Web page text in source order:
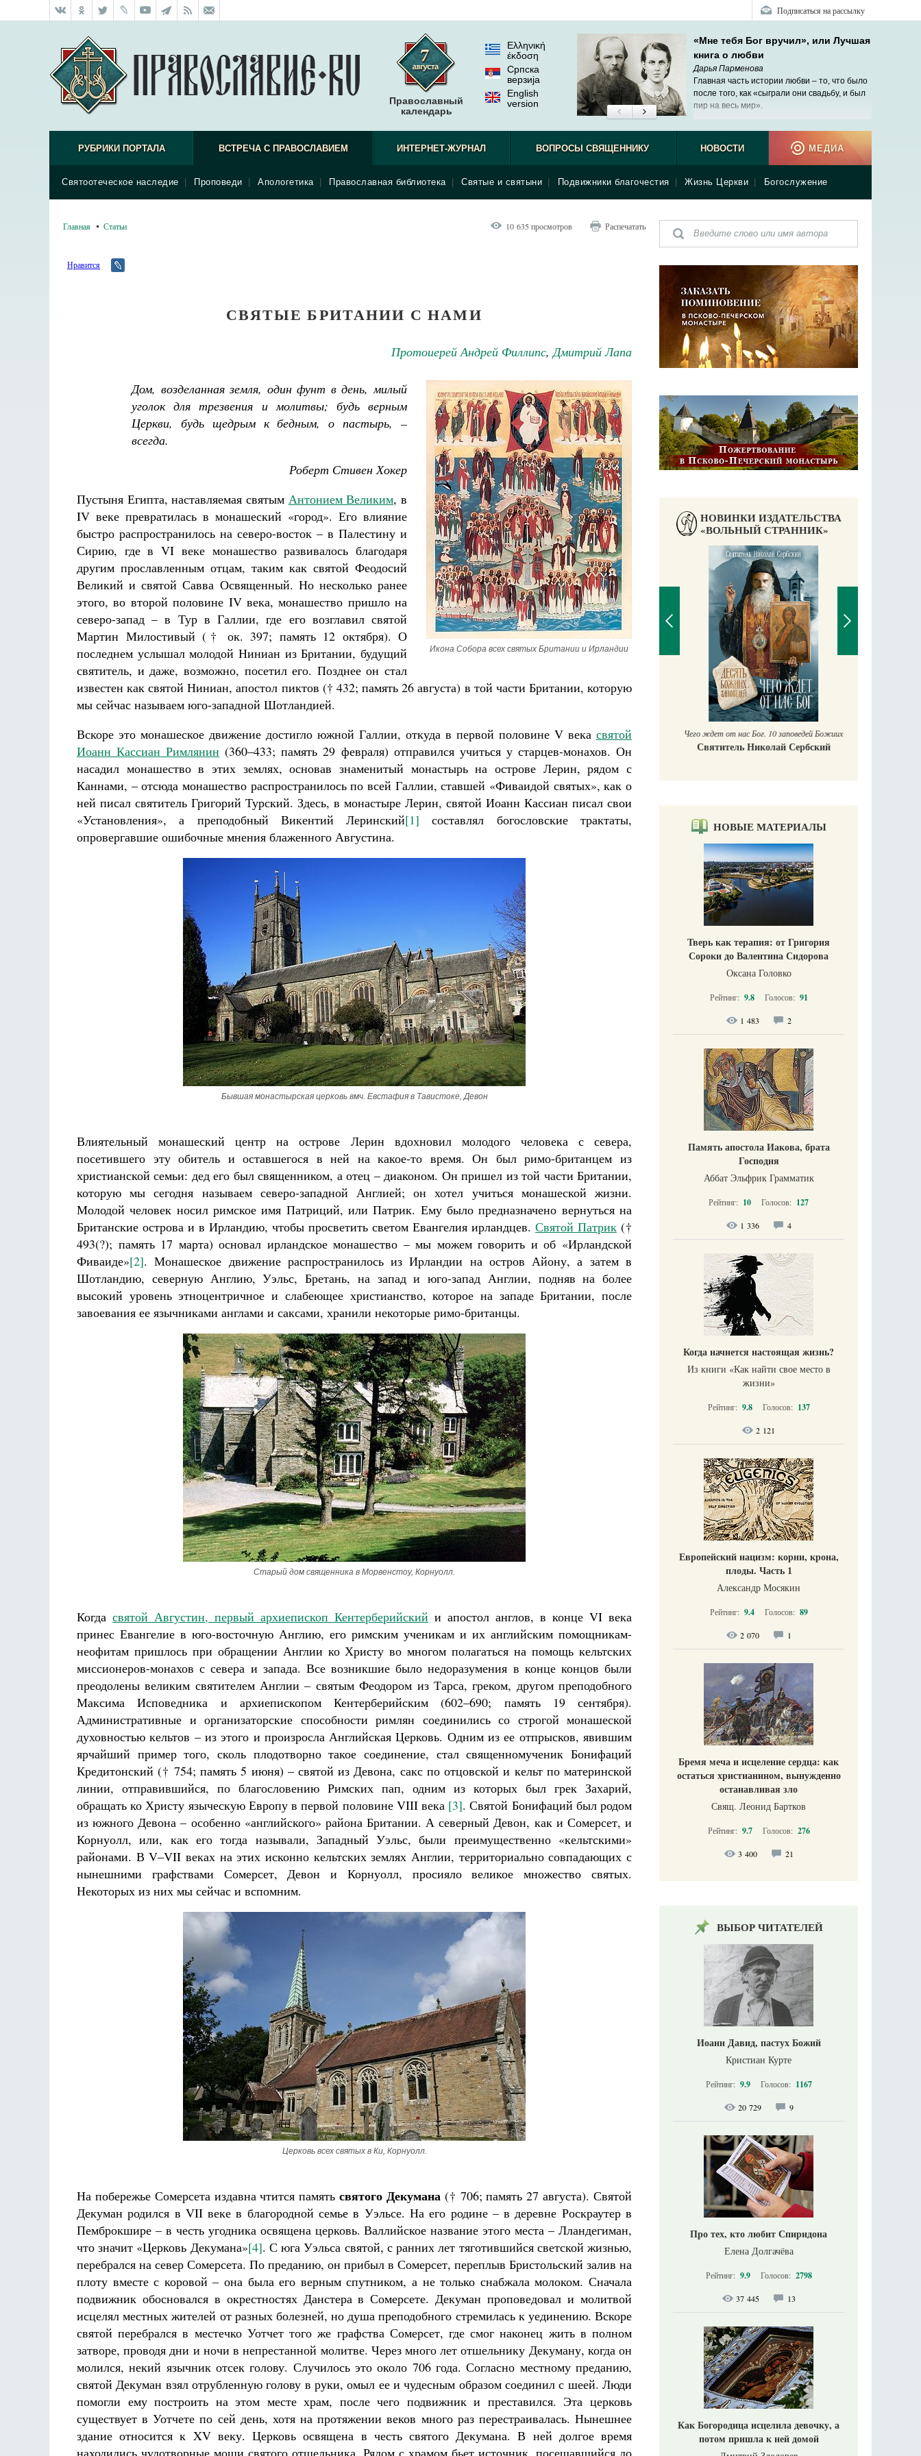
Подписаться на рассылку
Православный
календарь
Ελληνική
έκδοση
Српска
верзиjа
English
version
«Мне тебя Бог вручил», или Лучшая
книга о любви
Дарья Парменова
Главная часть истории любви – то, что было
после того, как «сыграли они свадьбу, и был
пир на весь мир».
РУБРИКИ ПОРТАЛА ВСТРЕЧА С ПРАВОСЛАВИЕМ
Святоотеческое наследие Проповеди Апологетика Православная библиотека Святые и святыни Подвижники благочестия Жизнь Церкви Богослужение
ИНТЕРНЕТ-ЖУРНАЛ ВОПРОСЫ СВЯЩЕННИКУ НОВОСТИ МЕДИА
Главная Статьи 10 635 просмотров Распечатать
Нравится
СВЯТЫЕ БРИТАНИИ С НАМИ
Протоиерей Андрей Филлипс,Дмитрий Лапа
Икона Собора всех святых Британии и Ирландии
Дом, возделанная земля, один фунт в день, милый
уголок для трезвения и молитвы; будь верным
Церкви, будь щедрым к бедным, о пастырь, –
всегда.
Роберт Стивен Хокер
Пустыня Египта, наставляемая святым Антонием Великим, в
IV веке превратилась в монашеский «город». Его влияние
быстро распространилось на северо-восток – в Палестину и
Сирию, где в VI веке монашество развивалось благодаря
другим прославленным отцам, таким как святой Феодосий
Великий и святой Савва Освященный. Но несколько ранее
этого, во второй половине IV века, монашество пришло на
северо-запад – в Тур в Галлии, где его возглавил святой
Мартин Милостивый († ок. 397; память 12 октября). О
последнем услышал молодой Ниниан из Британии, будущий
святитель, и даже, возможно, посетил его. Позднее он стал
известен как святой Ниниан, апостол пиктов († 432; память 26 августа) в той части Британии, которую
мы сейчас называем юго-западной Шотландией.
Вскоре это монашеское движение достигло южной Галлии, откуда в первой половине V века святой
Иоанн Кассиан Римлянин (360–433; память 29 февраля) отправился учиться у старцев-монахов. Он
насадил монашество в этих землях, основав знаменитый монастырь на острове Лерин, рядом с
Каннами, – отсюда монашество распространилось по всей Галлии, ставшей «Фиваидой святых», как о
ней писал святитель Григорий Турский. Здесь, в монастыре Лерин, святой Иоанн Кассиан писал свои
«Установления», а преподобный Викентий Леринский[1] составлял богословские трактаты,
опровергавшие ошибочные мнения блаженного Августина.
Бывшая монастырская церковь вмч. Евстафия в Тавистоке, Девон
Влиятельный монашеский центр на острове Лерин вдохновил молодого человека с севера,
посетившего эту обитель и оставшегося в ней на какое-то время. Он был римо-британцем из
христианской семьи: дед его был священником, а отец – диаконом. Он пришел из той части Британии,
которую мы сегодня называем северо-западной Англией; он хотел учиться монашеской жизни.
Молодой человек носил римское имя Патриций, или Патрик. Ему было предназначено вернуться на
Британские острова и в Ирландию, чтобы просветить светом Евангелия ирландцев. Святой Патрик (†
493(?); память 17 марта) основал ирландское монашество – мы можем говорить и об «Ирландской
Фиваиде»[2]. Монашеское движение распространилось из Ирландии на остров Айону, а затем в
Шотландию, северную Англию, Уэльс, Бретань, на запад и юго-запад Англии, подняв на более
высокий уровень этноцентричное и слабеющее христианство, которое на западе Британии, после
завоевания ее язычниками англами и саксами, хранили некоторые римо-британцы.
Старый дом священника в Морвенстоу, Корнуолл.
Когда святой Августин, первый архиепископ Кентерберийский и апостол англов, в конце VI века
принес Евангелие в юго-восточную Англию, его римским ученикам и их английским помощникам-
неофитам пришлось при обращении Англии ко Христу во многом полагаться на помощь кельтских
миссионеров-монахов с севера и запада. Все возникшие было недоразумения в конце концов были
преодолены великим святителем Англии – святым Феодором из Тарса, греком, другом преподобного
Максима Исповедника и архиепископом Кентерберийским (602–690; память 19 сентября).
Административные и организаторские способности римлян соединились со строгой монашеской
духовностью кельтов – из этого и произросла Английская Церковь. Одним из ее отпрысков, явившим
ярчайший пример того, сколь плодотворно такое соединение, стал священномученик Бонифаций
Кредитонский († 754; память 5 июня) – святой из Девона, сакс по отцовской и кельт по материнской
линии, отправившийся, по благословению Римских пап, одним из которых был грек Захарий,
обращать ко Христу языческую Европу в первой половине VIII века [3]. Святой Бонифаций был родом
из южного Девона – особенно «английского» района Британии. А северный Девон, как и Сомерсет, и
Корнуолл, или, как его тогда называли, Западный Уэльс, были преимущественно «кельтскими»
районами. В V–VII веках на этих исконно кельтских землях Англии, территориально совпадающих с
нынешними графствами Сомерсет, Девон и Корнуолл, просияло великое множество святых.
Некоторых из них мы сейчас и вспомним.
Церковь всех святых в Ки, Корнуолл.
На побережье Сомерсета издавна чтится памятьсвятого Декумана († 706; память 27 августа). Святой
Декуман родился в VII веке в благородной семье в Уэльсе. На его родине – в деревне Роскраутер в
Пемброкшире – в честь угодника освящена церковь. Валлийское название этого места – Лландегиман,
что значит «Церковь Декумана»[4]. С юга Уэльса святой, с ранних лет тяготившийся светской жизнью,
перебрался на север Сомерсета. По преданию, он прибыл в Сомерсет, переплыв Бристольский залив на
плоту вместе с коровой – она была его верным спутником, а не только снабжала молоком. Сначала
подвижник обосновался в окрестностях Данстера в Сомерсете. Декуман проповедовал и молитвой
исцелял местных жителей от разных болезней, но душа преподобного стремилась к уединению. Вскоре
святой перебрался в местечко Уотчет того же графства Сомерсет, где смог наконец жить в полном
затворе, проводя дни и ночи в непрестанной молитве. Через много лет отшельнику Декуману, когда он
молился, некий язычник отсек голову. Случилось это около 706 года. Согласно местному преданию,
святой Декуман взял отрубленную голову в руки, омыл ее и чудесным образом соединил с шеей. Люди
помогли ему построить на этом месте храм, после чего подвижник и преставился. Эта церковь
существует в Уотчете по сей день, хотя на протяжении веков много раз перестраивалась. Нынешнее
здание относится к XV веку. Церковь освящена в честь святого Декумана. В ней долгое время
находились чудотворные мощи святого отшельника. Рядом с храмом бьет источник, посещавшийся до
НОВИНКИ ИЗДАТЕЛЬСТВА
«ВОЛЬНЫЙ СТРАННИК»
Фредерика де Грааф Как найти своё место в жизни
Кирилл Мурышев
Роман Котов Чего ждет от нас Бог. 10 заповедей Божиих
Святитель Николай Сербский
НОВЫЕ МАТЕРИАЛЫ
Тверь как терапия: от Григория
Сороки до Валентина Сидорова
Оксана Головко
Рейтинг: 9.8 Голосов: 91
1 483 2
Память апостола Иакова, брата
Господня
Аббат Эльфрик Грамматик
Рейтинг: 10 Голосов: 127
1 336 4
Когда начнется настоящая жизнь?
Из книги «Как найти свое место в
жизни​»
Рейтинг: 9.8 Голосов: 137
2 121
Европейский нацизм: корни, крона,
плоды. Часть 1
Александр Мосякин
Рейтинг: 9.4 Голосов: 89
2 070 1
Бремя меча и исцеление сердца: как
остаться христианином, вынужденно
останавливая зло
Свящ. Леонид Бартков
Рейтинг: 9.7 Голосов: 276
3 400 21
ВЫБОР ЧИТАТЕЛЕЙ
Иоанн Давид, пастух Божий
Кристиан Курте
Рейтинг: 9.9 Голосов: 1167
20 729 9
Про тех, кто любит Спиридона
Елена Долгачёва
Рейтинг: 9.9 Голосов: 2798
37 445 13
Как Богородица исцелила девочку, а
потом пришла к ней домой